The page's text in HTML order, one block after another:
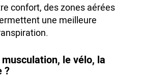
confort, des zones aérées
une meilleure
le vélo, la
?